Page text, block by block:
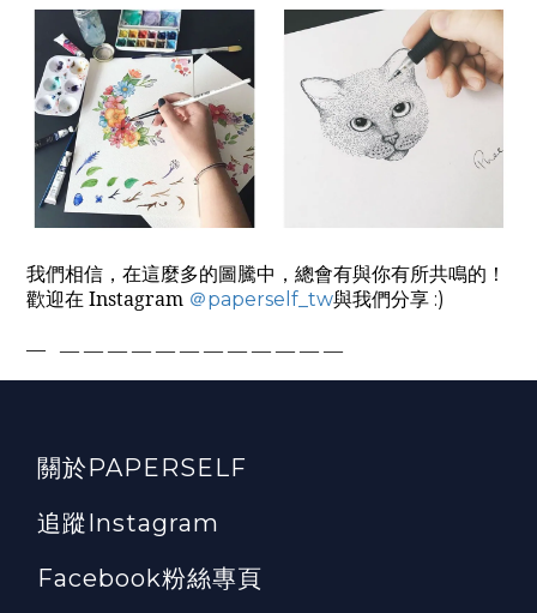
我們相信，在這麼多的圖騰中，總會有與你有所共鳴的！
歡迎在 Instagram ＠paperself_tw與我們分享 :)
— — — — — — — — — — — — —
關於PAPERSELF
追蹤Instagram
Facebook粉絲專頁